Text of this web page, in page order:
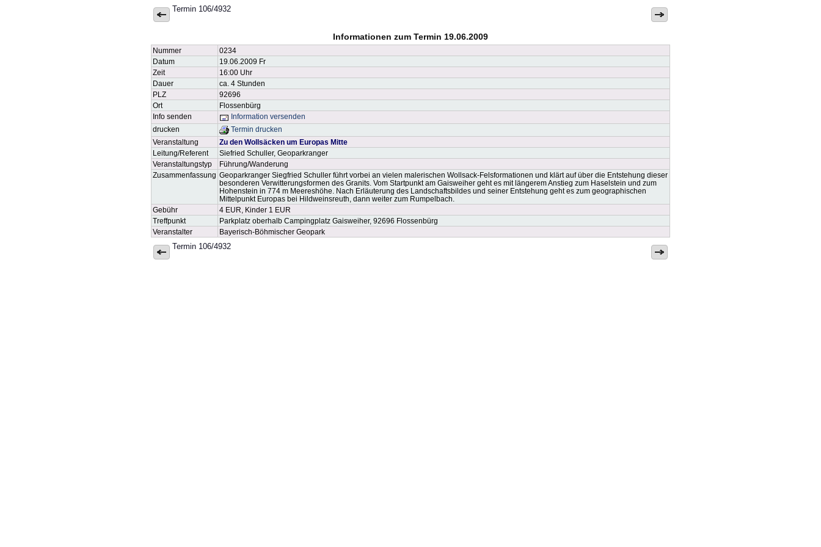
Termin 106/4932
Informationen zum Termin 19.06.2009
Nummer
0234
Datum
19.06.2009 Fr
Zeit
16:00 Uhr
Dauer
ca. 4 Stunden
PLZ
92696
Ort
Flossenbürg
Info senden
Information versenden
drucken
Termin drucken
Veranstaltung
Zu den Wollsäcken um Europas Mitte
Leitung/Referent
Siefried Schuller, Geoparkranger
Veranstaltungstyp
Führung/Wanderung
Zusammenfassung Geoparkranger Siegfried Schuller führt vorbei an vielen malerischen Wollsack-Felsformationen und klärt auf über die Entstehung dieser
besonderen Verwitterungsformen des Granits. Vom Startpunkt am Gaisweiher geht es mit längerem Anstieg zum Haselstein und zum
Hohenstein in 774 m Meereshöhe. Nach Erläuterung des Landschaftsbildes und seiner Entstehung geht es zum geographischen
Mittelpunkt Europas bei Hildweinsreuth, dann weiter zum Rumpelbach.
Gebühr
4 EUR, Kinder 1 EUR
Treffpunkt
Parkplatz oberhalb Campingplatz Gaisweiher, 92696 Flossenbürg
Veranstalter
Bayerisch-Böhmischer Geopark
Termin 106/4932